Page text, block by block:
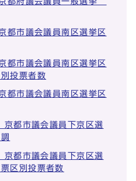
市議会議員南区選挙区
市議会議員南区選挙区
投票者数
市議会議員南区選挙区
都市議会議員下京区選
都市議会議員下京区選
区別投票者数